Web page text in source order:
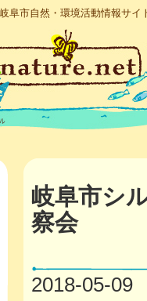
阜市自然・環境活動情報サイ
岐阜市シ
察会
2018-05-09